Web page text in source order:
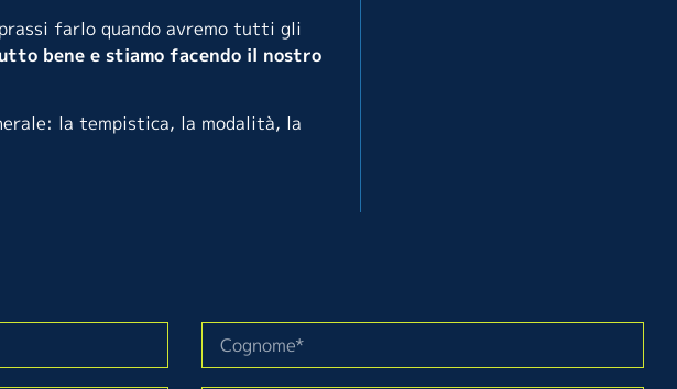
farlo quando avremo tutti gli
bene e stiamo facendo il nostro
la tempistica, la modalità, la